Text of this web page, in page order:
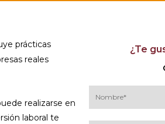
prácticas
reales
realizarse en
laboral te
¿Te